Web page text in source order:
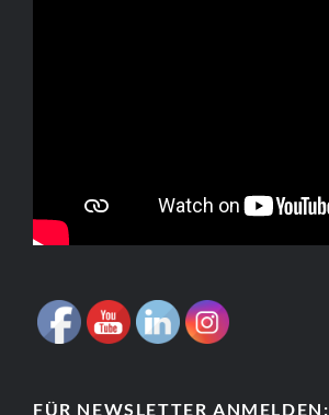
FÜR NEWSLETTER ANMELDEN: